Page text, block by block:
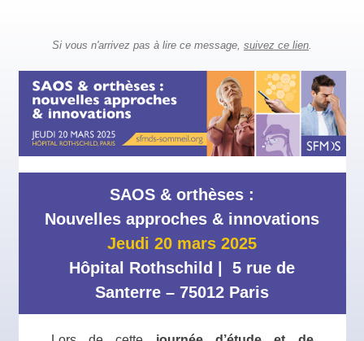
Si vous n'arrivez pas à lire ce message, suivez ce lien.
SAOS & orthèses :
Nouvelles approches & innovations
Jeudi 20 mars 2025
Hôpital Rothschild | 5 rue de
Santerre – 75012 Paris